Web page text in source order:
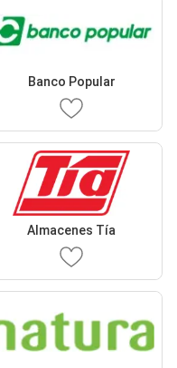
Banco Popular
Almacenes Tía